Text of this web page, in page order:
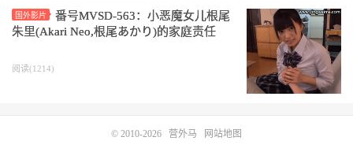
国外影片
番号MVSD-563：小恶魔女儿根尾
朱里(Akari Neo,根尾あかり)的家庭责任
阅读(1214)
© 2010-2026 营外马 网站地图